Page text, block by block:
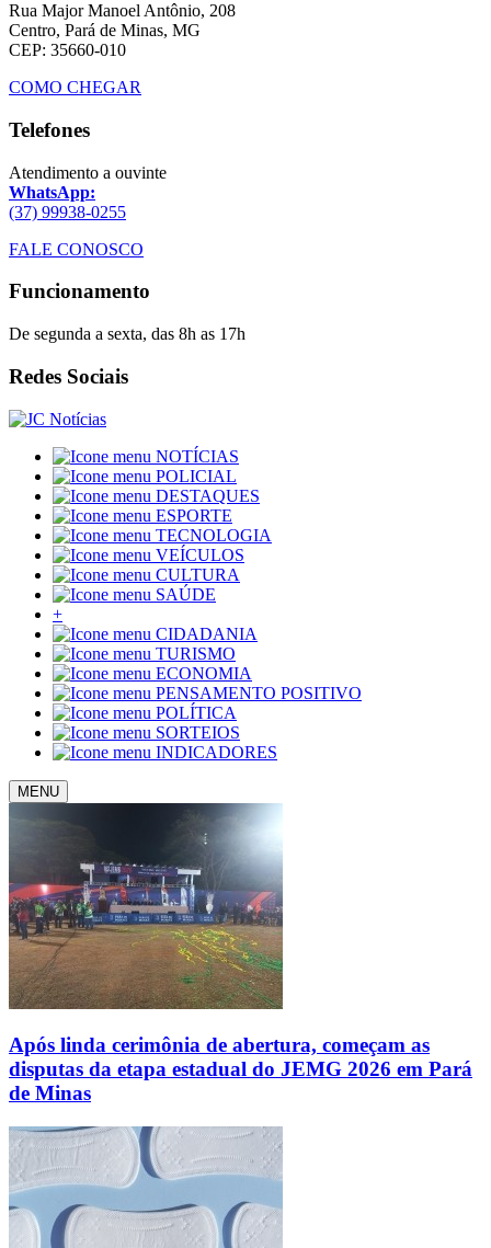
Rua Major Manoel Antônio, 208
Centro, Pará de Minas, MG
CEP: 35660-010
COMO CHEGAR
Telefones
Atendimento a ouvinte
WhatsApp:
(37) 99938-0255
FALE CONOSCO
Funcionamento
De segunda a sexta, das 8h as 17h
Redes Sociais
NOTÍCIAS
POLICIAL
DESTAQUES
ESPORTE
TECNOLOGIA
VEÍCULOS
CULTURA
SAÚDE
+
CIDADANIA
TURISMO
ECONOMIA
PENSAMENTO POSITIVO
POLÍTICA
SORTEIOS
INDICADORES
MENU
Após linda cerimônia de abertura, começam as
disputas da etapa estadual do JEMG 2026 em Pará
de Minas